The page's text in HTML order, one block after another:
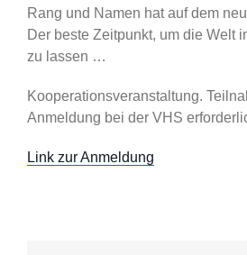
Rang und Namen hat auf dem
Der beste Zeitpunkt, um die Welt
zu lassen …
Kooperationsveranstaltung.
Anmeldung bei der VHS
Link zur Anmeldung